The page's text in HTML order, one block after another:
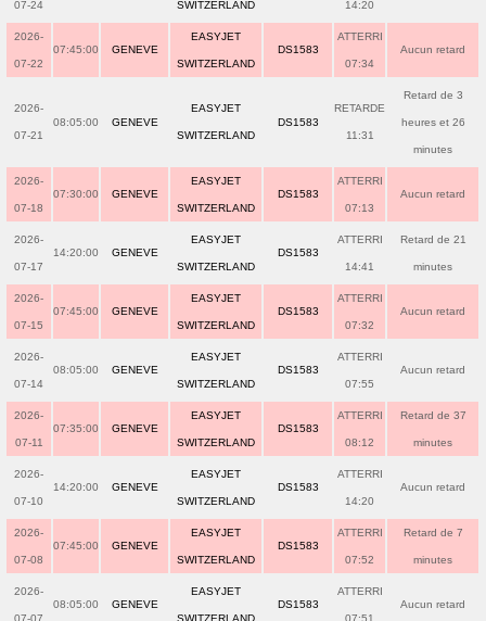
07-24 SWITZERLAND 14:20
2026-
07-22
07:45:00 GENEVE
EASYJET
SWITZERLAND
DS1583
ATTERRI
07:34
Aucun retard
2026-
07-21
08:05:00 GENEVE
EASYJET
SWITZERLAND
DS1583
RETARDE
11:31
Retard de 3
heures et 26
minutes
2026-
07-18
07:30:00 GENEVE
EASYJET
SWITZERLAND
DS1583
ATTERRI
07:13
Aucun retard
2026-
07-17
14:20:00 GENEVE
EASYJET
SWITZERLAND
DS1583
ATTERRI
14:41
Retard de 21
minutes
2026-
07-15
07:45:00 GENEVE
EASYJET
SWITZERLAND
DS1583
ATTERRI
07:32
Aucun retard
2026-
07-14
08:05:00 GENEVE
EASYJET
SWITZERLAND
DS1583
ATTERRI
07:55
Aucun retard
2026-
07-11
07:35:00 GENEVE
EASYJET
SWITZERLAND
DS1583
ATTERRI
08:12
Retard de 37
minutes
2026-
07-10
14:20:00 GENEVE
EASYJET
SWITZERLAND
DS1583
ATTERRI
14:20
Aucun retard
2026-
07-08
07:45:00 GENEVE
EASYJET
SWITZERLAND
DS1583
ATTERRI
07:52
Retard de 7
minutes
2026-
07-07
08:05:00 GENEVE
EASYJET
SWITZERLAND
DS1583
ATTERRI
07:51
Aucun retard